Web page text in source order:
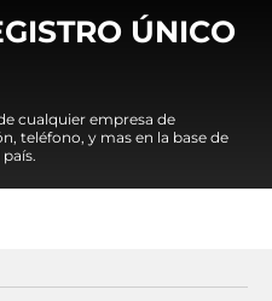
ÚNICO
cualquier empresa de
teléfono, y mas en la base de